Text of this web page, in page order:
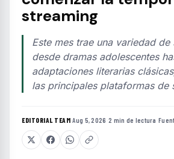
streaming
Este mes trae una variedad de
desde dramas adolescentes
adaptaciones literarias
las principales plataformas de
EDITORIAL TEAM·Aug 5, 2026 ·2 min de lectura ·